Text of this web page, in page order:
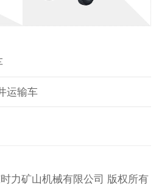
运输车
力矿山机械有限公司 版权所有